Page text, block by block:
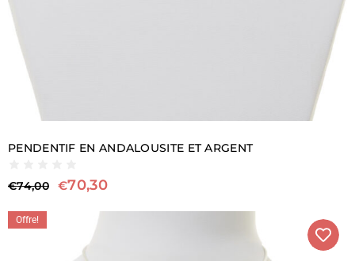
PENDENTIF EN ANDALOUSITE ET ARGENT
€74,00 €70,30
Offre!